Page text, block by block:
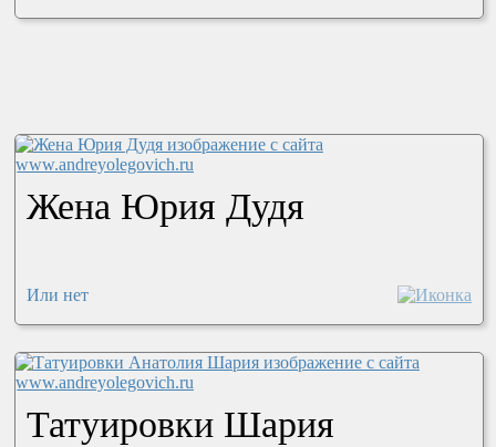
Жена Юрия Дудя
Или нет
Татуировки Шария